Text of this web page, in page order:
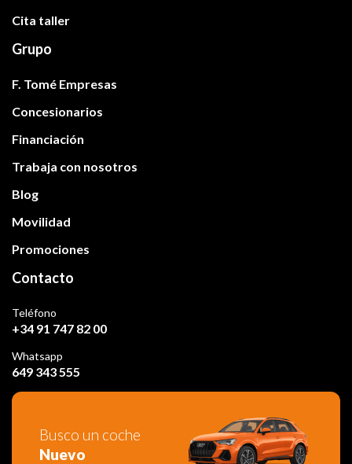
Cita taller
Grupo
F. Tomé Empresas
Concesionarios
Financiación
Trabaja con nosotros
Blog
Movilidad
Promociones
Contacto
Teléfono
+34 91 747 82 00
Whatsapp
649 343 555
Busco un coche
Nuevo